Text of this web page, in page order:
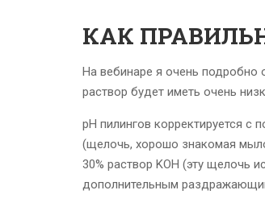
КАК
На вебинаре я очень подробно
раствор будет иметь очень
рН пилингов корректируется с
(щелочь, хорошо знакомая
30% раствор KOH (эту щелочь
дополнительным